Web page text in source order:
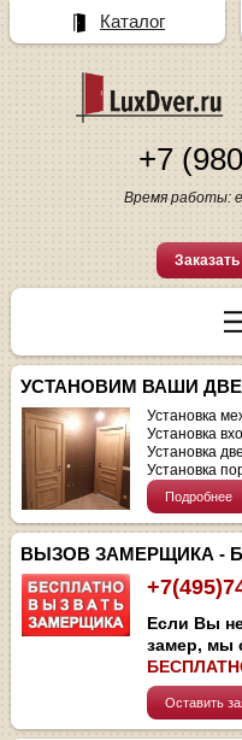
+7
Время работы:
УСТАНОВИМ ВАШИ
Установка
Установка
Установка
Установка
Подробнее
ВЫЗОВ ЗАМЕРЩИКА -
Если Вы
замер, мы
Оставить
Каталог